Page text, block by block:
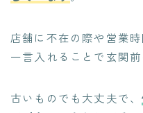
店舗に不在の際や営業
一言入れることで玄関前
古いものでも大丈夫で、